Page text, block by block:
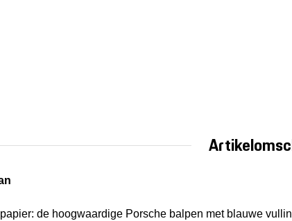
de hoogwaardige Porsche balpen met blauwe